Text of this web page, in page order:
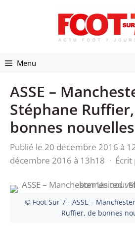
Menu
ASSE –
Stéphane
bonnes
Publié le 20 décembre 2016 à
décembre 2016 à 13h18 · Écrit
© Foot Sur 7 - ASSE –
Ruffier, de bonnes